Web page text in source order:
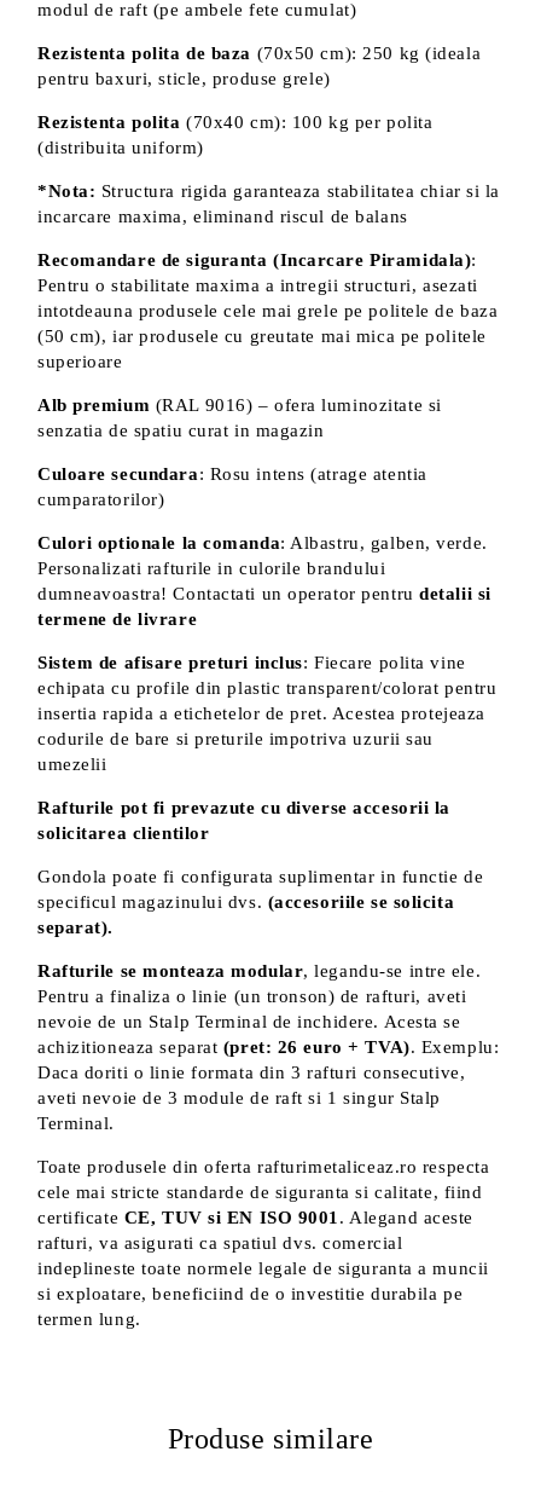
modul de raft (pe ambele fete cumulat)
Rezistenta polita de baza (70x50 cm): 250 kg (ideala
pentru baxuri, sticle, produse grele)
Rezistenta polita (70x40 cm): 100 kg per polita
(distribuita uniform)
*Nota: Structura rigida garanteaza stabilitatea chiar si la
incarcare maxima, eliminand riscul de balans
Recomandare de siguranta (Incarcare Piramidala):
Pentru o stabilitate maxima a intregii structuri, asezati
intotdeauna produsele cele mai grele pe politele de baza
(50 cm), iar produsele cu greutate mai mica pe politele
superioare
Alb premium (RAL 9016) – ofera luminozitate si
senzatia de spatiu curat in magazin
Culoare secundara: Rosu intens (atrage atentia
cumparatorilor)
Culori optionale la comanda: Albastru, galben, verde.
Personalizati rafturile in culorile brandului
dumneavoastra! Contactati un operator pentrudetalii si
termene de livrare
Sistem de afisare preturi inclus: Fiecare polita vine
echipata cu profile din plastic transparent/colorat pentru
insertia rapida a etichetelor de pret. Acestea protejeaza
codurile de bare si preturile impotriva uzurii sau
umezelii
Rafturile pot fi prevazute cu diverse accesorii la
solicitarea clientilor
Gondola poate fi configurata suplimentar in functie de
specificul magazinului dvs. (accesoriile se solicita
separat).
Rafturile se monteaza modular, legandu-se intre ele.
Pentru a finaliza o linie (un tronson) de rafturi, aveti
nevoie de un Stalp Terminal de inchidere. Acesta se
achizitioneaza separat (pret: 26 euro + TVA). Exemplu:
Daca doriti o linie formata din 3 rafturi consecutive,
aveti nevoie de 3 module de raft si 1 singur Stalp
Terminal.
Toate produsele din oferta rafturimetaliceaz.ro respecta
cele mai stricte standarde de siguranta si calitate, fiind
certificate CE, TUV si EN ISO 9001 . Alegand aceste
rafturi, va asigurati ca spatiul dvs. comercial
indeplineste toate normele legale de siguranta a muncii
si exploatare, beneficiind de o investitie durabila pe
termen lung.
Produse similare